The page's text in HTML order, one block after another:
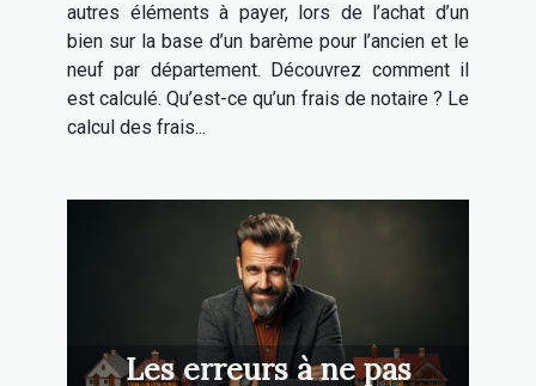
autres éléments à payer, lors de l’achat d’un
bien sur la base d’un barème pour l’ancien et le
neuf par département. Découvrez comment il
est calculé. Qu’est-ce qu’un frais de notaire ? Le
calcul des frais...
Les erreurs à ne pas